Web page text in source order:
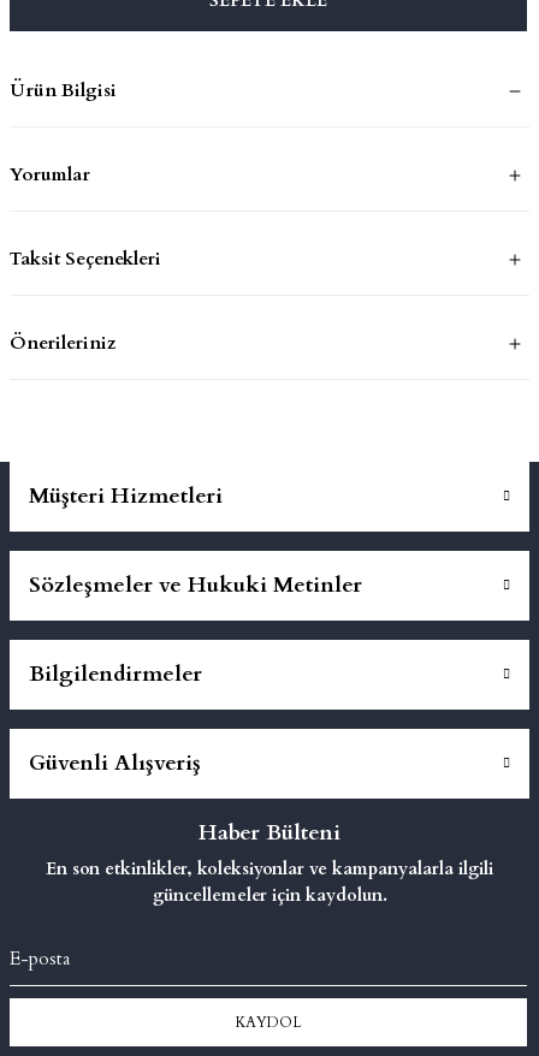
Ürün Bilgisi
Yorumlar
Taksit Seçenekleri
Önerileriniz
Müşteri Hizmetleri
Sözleşmeler ve Hukuki Metinler
Bilgilendirmeler
Güvenli Alışveriş
Haber Bülteni
En son etkinlikler, koleksiyonlar ve kampanyalarla ilgili
güncellemeler için kaydolun.
KAYDOL